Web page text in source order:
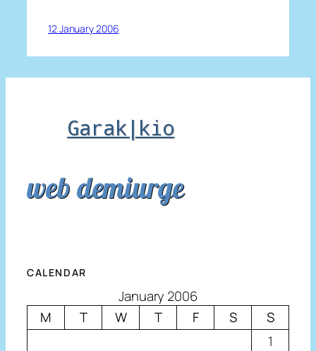
12 January 2006
Garak|kio
web demiurge
CALENDAR
January 2006
M
T W T F S
S
1